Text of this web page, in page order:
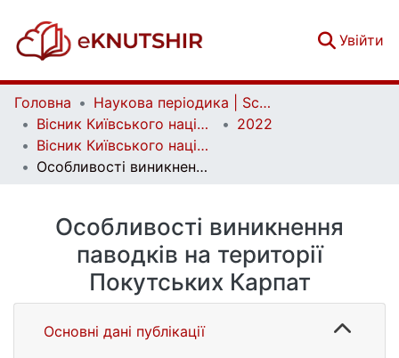
Увійти
Головна
Наукова періодика | Scientific periodicals
Вісник Київського національного університету імені Тараса Шевченка. Географія | Bulletin of Taras Shevchenko National University of Kyiv. Geography
2022
Вісник Київського національного університету імені Тараса Шевченка. Географія. Випуск 1/2 (82/83)
Особливості виникнення паводків на території Покутських Карпат
Особливості виникнення
паводків на території
Покутських Карпат
Основні дані публікації